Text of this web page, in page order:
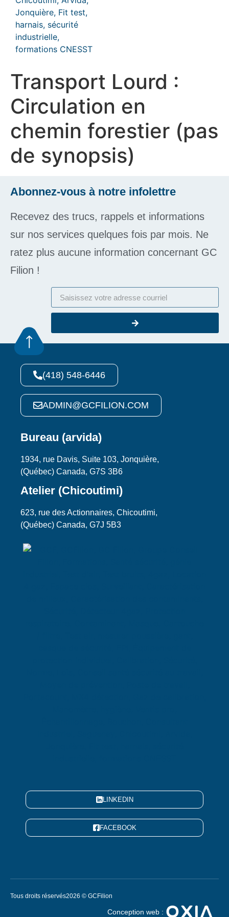
Transport Lourd :
Circulation en
chemin forestier (pas
de synopsis)
Abonnez-vous à notre infolettre
Recevez des trucs, rappels et informations
sur nos services quelques fois par mois. Ne
ratez plus aucune information concernant GC
Filion !
(418) 548-6446
ADMIN@GCFILION.COM
Bureau (arvida)
1934, rue Davis, Suite 103, Jonquière,
(Québec) Canada, G7S 3B6
Atelier (Chicoutimi)
623, rue des Actionnaires, Chicoutimi,
(Québec) Canada, G7J 5B3
LINKEDIN
FACEBOOK
Tous droits réservés2026 © GCFilion
Conception web :